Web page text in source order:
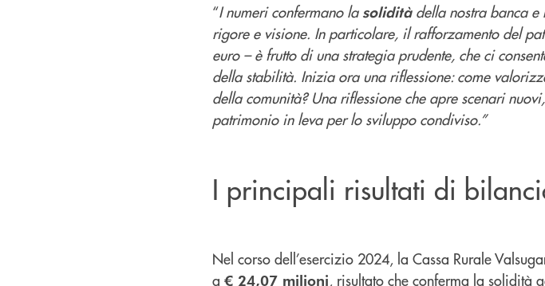
“I numeri confermano la soliditàdella nostra banca e
rigore e visione. In particolare, il rafforzamento del
euro – è frutto di una strategia prudente, che ci
della stabilità. Inizia ora una riflessione: come
della comunità? Una riflessione che apre scenari
patrimonio in leva per lo sviluppo condiviso.”
I principali risultati di
Nel corso dell’esercizio 2024, la Cassa Rurale
a € 24,07 milioni, risultato che conferma la solidità